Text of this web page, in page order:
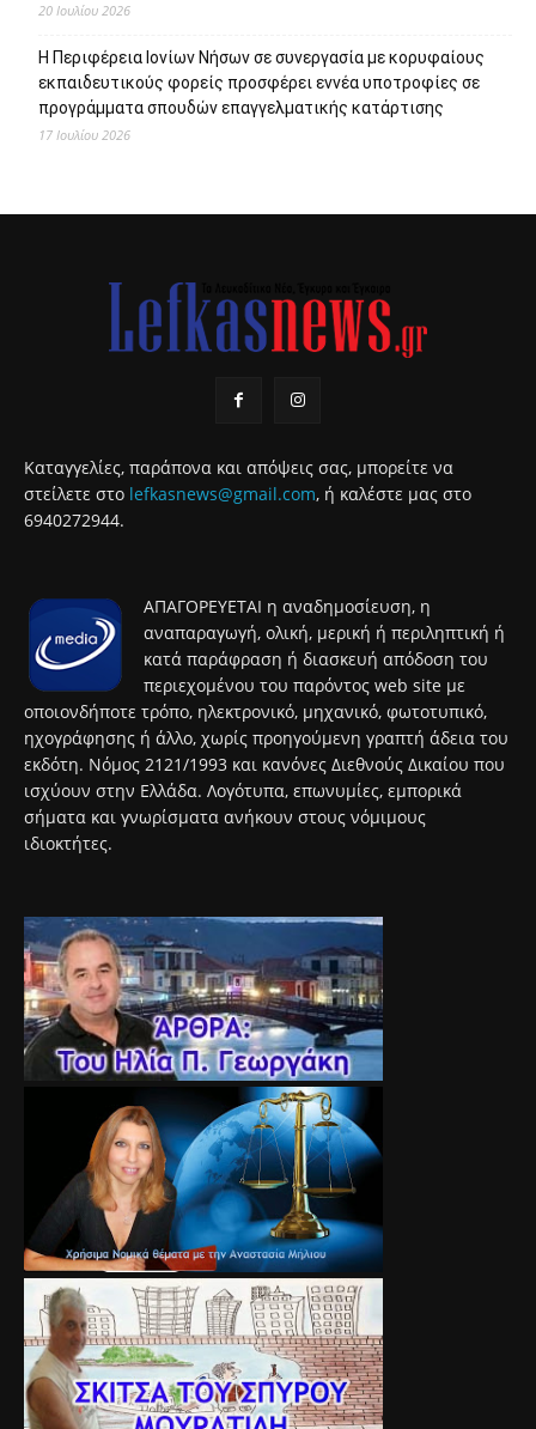
20 Ιουλίου 2026
Η Περιφέρεια Ιονίων Νήσων σε συνεργασία με κορυφαίους
εκπαιδευτικούς φορείς προσφέρει εννέα υποτροφίες σε
προγράμματα σπουδών επαγγελματικής κατάρτισης
17 Ιουλίου 2026
Καταγγελίες, παράπονα και απόψεις σας, μπορείτε να
στείλετε στο lefkasnews@gmail.com, ή καλέστε μας στο
6940272944.
ΑΠΑΓΟΡΕΥΕΤΑΙ η αναδημοσίευση, η
αναπαραγωγή, ολική, μερική ή περιληπτική ή
κατά παράφραση ή διασκευή απόδοση του
περιεχομένου του παρόντος web site με
οποιονδήποτε τρόπο, ηλεκτρονικό, μηχανικό, φωτοτυπικό,
ηχογράφησης ή άλλο, χωρίς προηγούμενη γραπτή άδεια του
εκδότη. Νόμος 2121/1993 και κανόνες Διεθνούς Δικαίου που
ισχύουν στην Ελλάδα. Λογότυπα, επωνυμίες, εμπορικά
σήματα και γνωρίσματα ανήκουν στους νόμιμους
ιδιοκτήτες.